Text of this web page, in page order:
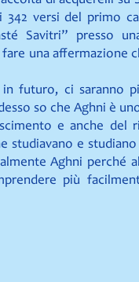
versi del primo
Savitri” presso
una affermazione
futuro, ci saranno
so che Aghni è
e anche del
studiavano e
Aghni perché
più